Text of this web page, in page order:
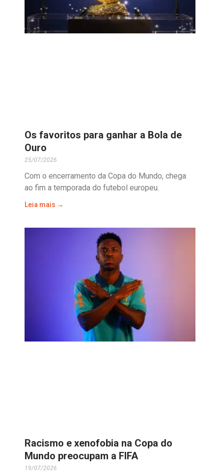
Os favoritos para ganhar a Bola de
Ouro
25/07/2026
Com o encerramento da Copa do Mundo, chega
ao fim a temporada do futebol europeu.
Leia mais →
Racismo e xenofobia na Copa do
Mundo preocupam a FIFA
19/07/2026